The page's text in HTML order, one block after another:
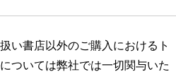
い書店以外のご購入におけるト
ついては弊社では一切関与いた